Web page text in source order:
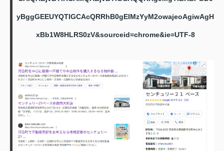
yBggGEEUYQTIGCAcQRRhB0gEIMzYyM2owajeoAgiwAgH
xBb1W8HLRS0zV&sourceid=chrome&ie=UTF-8